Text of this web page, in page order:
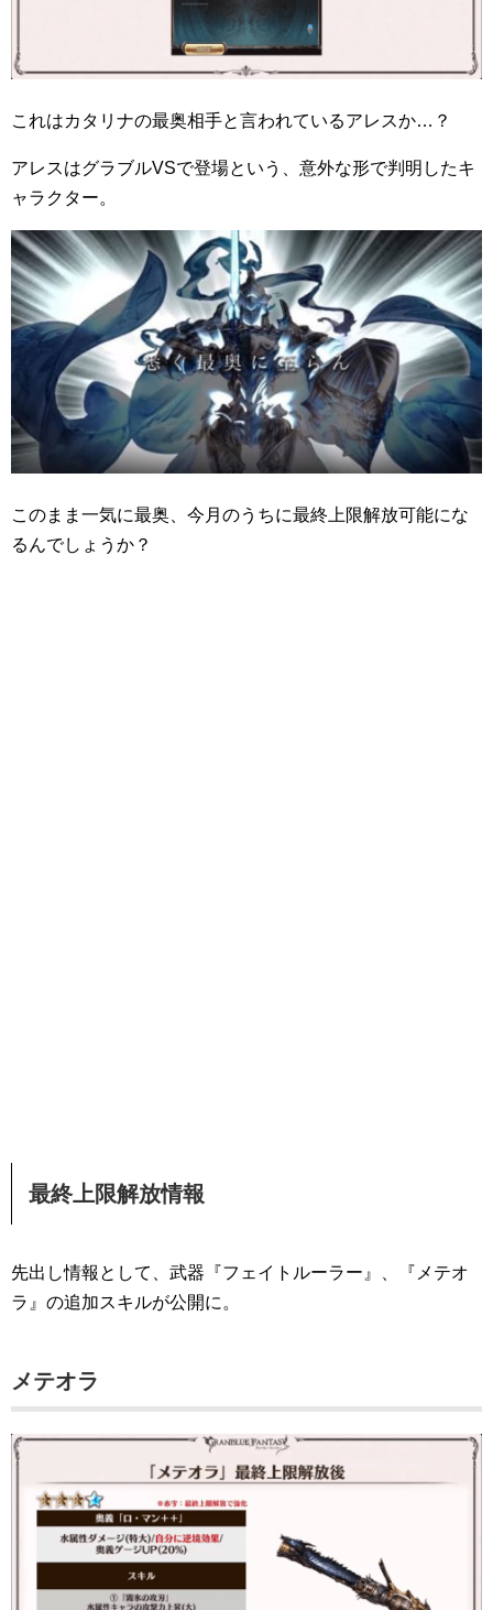
これはカタリナの最奥相手と言われているアレスか…？
アレスはグラブルVSで登場という、意外な形で判明したキ
ャラクター。
このまま一気に最奥、今月のうちに最終上限解放可能にな
るんでしょうか？
最終上限解放情報
先出し情報として、武器『フェイトルーラー』、『メテオ
ラ』の追加スキルが公開に。
メテオラ